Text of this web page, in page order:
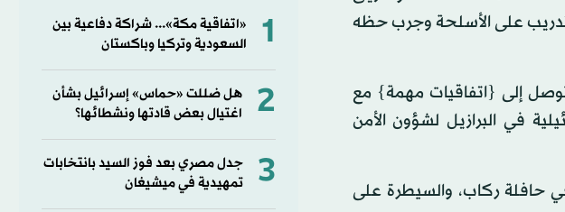
على الأسلحة وجرب حظه
إلى {اتفاقيات مهمة} مع
في البرازيل لشؤون الأمن
حافلة ركاب، والسيطرة على
1
«اتفاقية مكة»... شراكة دفاعية بين
السعودية وتركيا وباكستان
2
هل ضللت «حماس» إسرائيل بشأن
اغتيال بعض قادتها ونشطائها؟
3
جدل مصري بعد فوز السيد بانتخابات
تمهيدية في ميشيغان